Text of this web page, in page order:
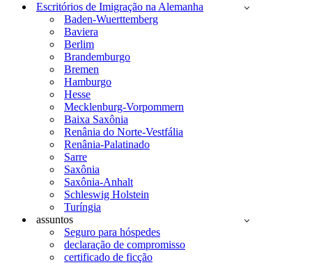
navegaçãoEscritórios de Imigração na Alemanha
Baden-Wuerttemberg
Baviera
Berlim
Brandemburgo
Bremen
Hamburgo
Hesse
Mecklenburg-Vorpommern
Baixa Saxônia
Renânia do Norte-Vestfália
Renânia-Palatinado
Sarre
Saxônia
Saxônia-Anhalt
Schleswig Holstein
Turíngia
assuntos
Seguro para hóspedes
declaração de compromisso
certificado de ficção